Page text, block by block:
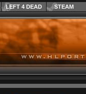
LEFT 4 DEAD STEAM